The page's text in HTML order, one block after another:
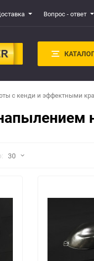
Вопрос - ответ
с кенди и эффектными
30